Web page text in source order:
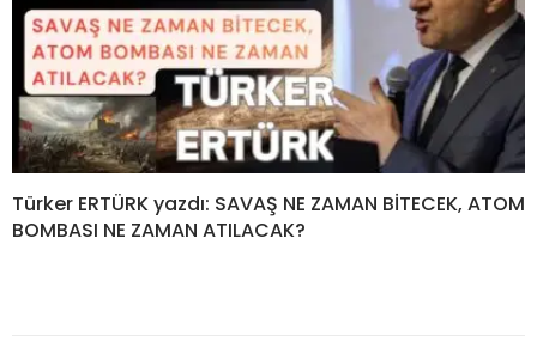
Türker ERTÜRK yazdı: SAVAŞ NE ZAMAN BİTECEK, ATOM
BOMBASI NE ZAMAN ATILACAK?